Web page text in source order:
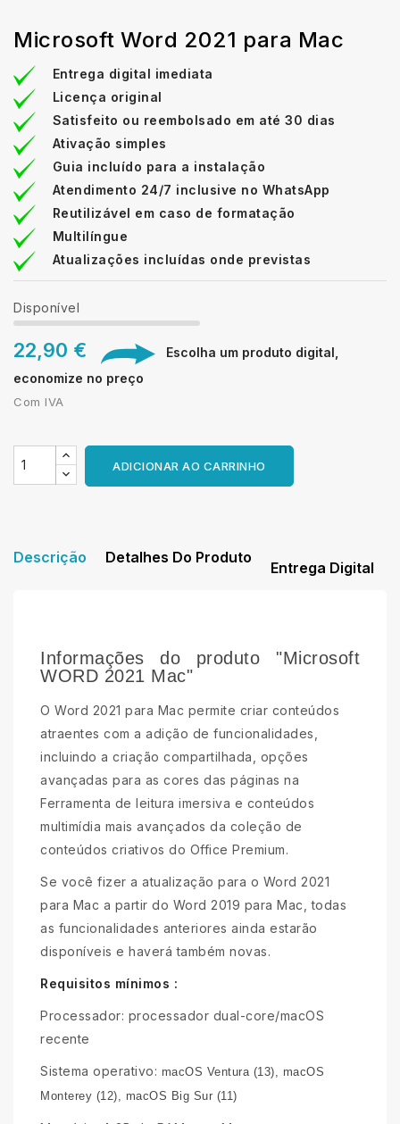
Microsoft Word 2021 para Mac
Entrega digital imediata
Licença original
Satisfeito ou reembolsado em até 30 dias
Ativação simples
Guia incluído para a instalação
Atendimento 24/7 inclusive no WhatsApp
Reutilizável em caso de formatação
Multilíngue
Atualizações incluídas onde previstas
Disponível
22,90 €
Escolha um produto digital,
economize no preço
Com IVA
ADICIONAR AO CARRINHO
Descrição Detalhes Do Produto
Entrega Digital
Informações do produto "Microsoft
WORD 2021 Mac"
O Word 2021 para Mac permite criar conteúdos
atraentes com a adição de funcionalidades,
incluindo a criação compartilhada, opções
avançadas para as cores das páginas na
Ferramenta de leitura imersiva e conteúdos
multimídia mais avançados da coleção de
conteúdos criativos do Office Premium.
Se você fizer a atualização para o Word 2021
para Mac a partir do Word 2019 para Mac, todas
as funcionalidades anteriores ainda estarão
disponíveis e haverá também novas.
Requisitos mínimos :
Processador: processador dual-core/macOS
recente
Sistema operativo: macOS Ventura (13), macOS
Monterey (12), macOS Big Sur (11)